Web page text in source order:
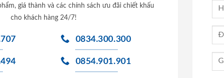
giá thành và các chính sách ưu đãi chiết khấu
cho khách hàng 24/7!
0834.300.300
0854.901.901